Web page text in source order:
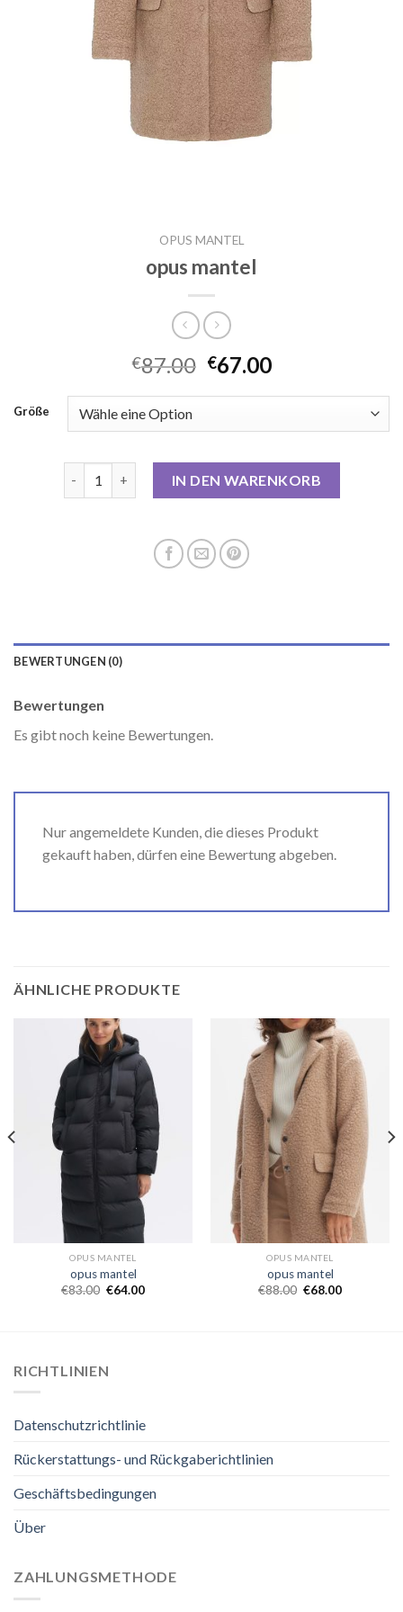
OPUS MANTEL
opus mantel
€87.00 €67.00
Größe
IN DEN WARENKORB
BEWERTUNGEN (0)
Bewertungen
Es gibt noch keine Bewertungen.
Nur angemeldete Kunden, die dieses Produkt
gekauft haben, dürfen eine Bewertung abgeben.
ÄHNLICHE PRODUKTE
OPUS MANTEL
opus mantel
€83.00 €64.00
OPUS MANTEL
opus mantel
€88.00 €68.00
RICHTLINIEN
Datenschutzrichtlinie
Rückerstattungs- und Rückgaberichtlinien
Geschäftsbedingungen
Über
ZAHLUNGSMETHODE